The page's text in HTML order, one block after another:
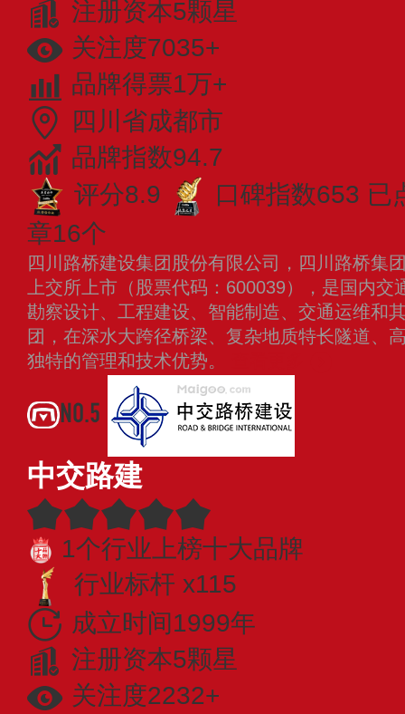
注册资本5颗星
关注度7035+
品牌得票1万+
四川省成都市
品牌指数94.7
评分8.9
口碑指数653 已
章16个
四川路桥建设集团股份有限公司，四川路桥集
上交所上市（股票代码：600039），是国内
勘察设计、工程建设、智能制造、交通运维和
团，在深水大跨径桥梁、复杂地质特长隧道、
独特的管理和技术优势。
NO.5
中交路建
1个行业上榜十大品牌
行业标杆 x115
成立时间1999年
注册资本5颗星
关注度2232+